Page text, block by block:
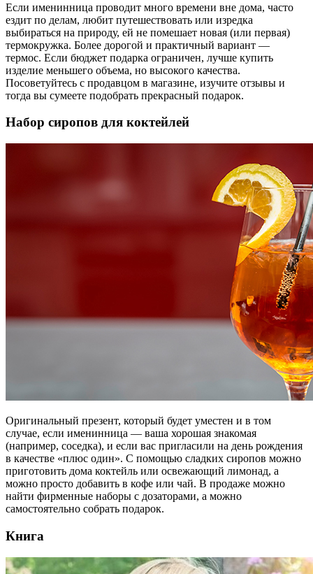
Если именинница проводит много времени вне дома, часто
ездит по делам, любит путешествовать или изредка
выбираться на природу, ей не помешает новая (или первая)
термокружка. Более дорогой и практичный вариант —
термос. Если бюджет подарка ограничен, лучше купить
изделие меньшего объема, но высокого качества.
Посоветуйтесь с продавцом в магазине, изучите отзывы и
тогда вы сумеете подобрать прекрасный подарок.
Набор сиропов для коктейлей
Оригинальный презент, который будет уместен и в том
случае, если именинница — ваша хорошая знакомая
(например, соседка), и если вас пригласили на день рождения
в качестве «плюс один». С помощью сладких сиропов можно
приготовить дома коктейль или освежающий лимонад, а
можно просто добавить в кофе или чай. В продаже можно
найти фирменные наборы с дозаторами, а можно
самостоятельно собрать подарок.
Книга